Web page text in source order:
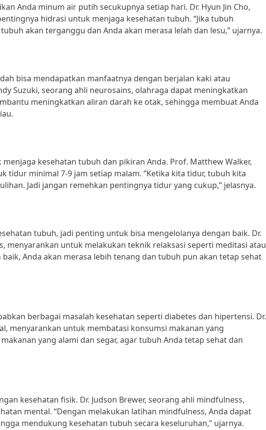
Anda minum air putih secukupnya setiap hari. Dr. Hyun Jin Cho,
hidrasi untuk menjaga kesehatan tubuh. “Jika tubuh
akan terganggu dan Anda akan merasa lelah dan lesu,” ujarnya.
bisa mendapatkan manfaatnya dengan berjalan kaki atau
Suzuki, seorang ahli neurosains, olahraga dapat meningkatkan
meningkatkan aliran darah ke otak, sehingga membuat Anda
kesehatan tubuh dan pikiran Anda. Prof. Matthew Walker,
tidur minimal 7-9 jam setiap malam. “Ketika kita tidur, tubuh kita
Jadi jangan remehkan pentingnya tidur yang cukup,” jelasnya.
tubuh, jadi penting untuk bisa mengelolanya dengan baik. Dr.
menyarankan untuk melakukan teknik relaksasi seperti meditasi atau
Anda akan merasa lebih tenang dan tubuh pun akan tetap sehat
berbagai masalah kesehatan seperti diabetes dan hipertensi. Dr.
menyarankan untuk membatasi konsumsi makanan yang
yang alami dan segar, agar tubuh Anda tetap sehat dan
kesehatan fisik. Dr. Judson Brewer, seorang ahli mindfulness,
mental. “Dengan melakukan latihan mindfulness, Anda dapat
mendukung kesehatan tubuh secara keseluruhan,” ujarnya.